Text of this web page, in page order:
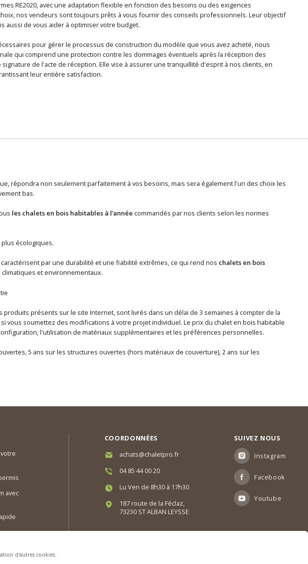
RE2020, avec une adaptation flexible en fonction des besoins ou des exigences
nos vendeurs sont toujours prêts à vous fournir des conseils professionnels. Leur objectif
aussi de vous aider à optimiser votre budget.
pour gérer le processus de construction du modèle que vous avez acheté, nous
qui comprend une protection contre les dommages éventuels après la réception des
de l'acte de réception. Elle vise à assurer une tranquillité d'esprit à nos clients, en
leur entière satisfaction.
répondra non seulement parfaitement à vos besoins, mais sera également l'un des choix les
bas.
les chalets en bois habitables à l’année commandés par nos clients selon les normes
écologiques.
par une durabilité et une fiabilité extrêmes, ce qui rend nos chalets en bois
et environnementaux.
produits présents sur le site Internet, sont livrés dans un délai de 3 semaines à compter de la
vous soumettez des modifications à votre projet individuel. Le prix du chalet en bois habitable
l'utilisation de matériaux supplémentaires et les préférences personnelles.
5 ans sur les structures ouvertes (hors matériaux de couverture), 2 ans sur les
avec
COORDONNÉES
achats@chaletpro.fr
04 85 44 00 20
Lu Ven de 8h30 à 17h30
187 route de la Féclaz,
73230 ST ALBAN LEYSSE
SUIVEZ NOUS
Instagram
Facebook
Youtube
d'autres cookies.